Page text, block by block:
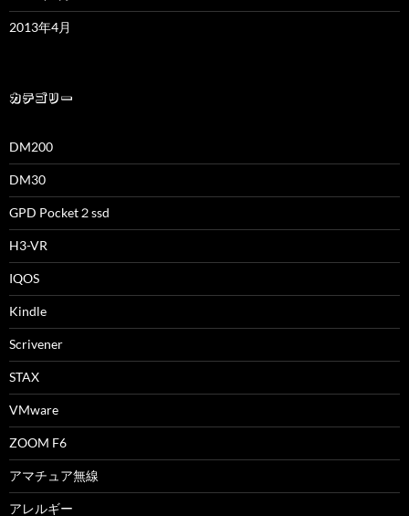
2013年4月
カテゴリー
DM200
DM30
GPD Pocket２ssd
H3-VR
IQOS
Kindle
Scrivener
STAX
VMware
ZOOM F6
アマチュア無線
アレルギー